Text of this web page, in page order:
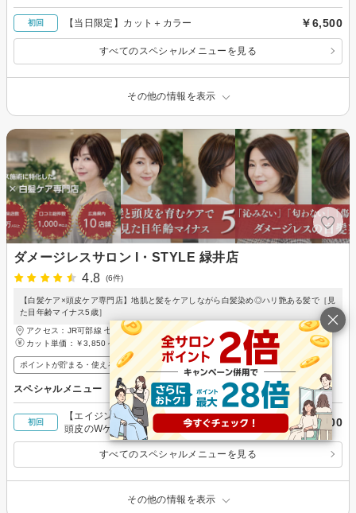
初回 【当日限定】カット＋カラー ￥6,500
すべてのスペシャルメニューを見る
その他の情報を表示
ダメージレスサロン I・STYLE 緑井店
4.8
(6件)
【白髪ケア×頭皮ケア専門店】地肌と髪をケアしながら白髪染め◎ハリ艶ある髪で［見
た目年齢マイナス5歳］
アクセス：JR可部線 七軒茶屋駅 徒歩12分、JR可部線 緑井駅 徒歩14分
カット単価： ￥3,850～
ポイントが貯まる・使える
スペシャルメニュー
初回
【エイジングケア】カット＋白髪染め全体＋髪と
頭皮のWケアトリートメント＋ホームケアセット
付き
￥8,800
すべてのスペシャルメニューを見る
その他の情報を表示